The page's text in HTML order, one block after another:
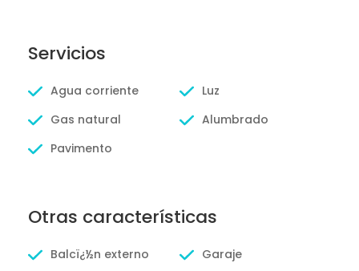
Servicios
Agua corriente
Luz
Gas natural
Alumbrado
Pavimento
Otras características
Balcï¿½n externo
Garaje